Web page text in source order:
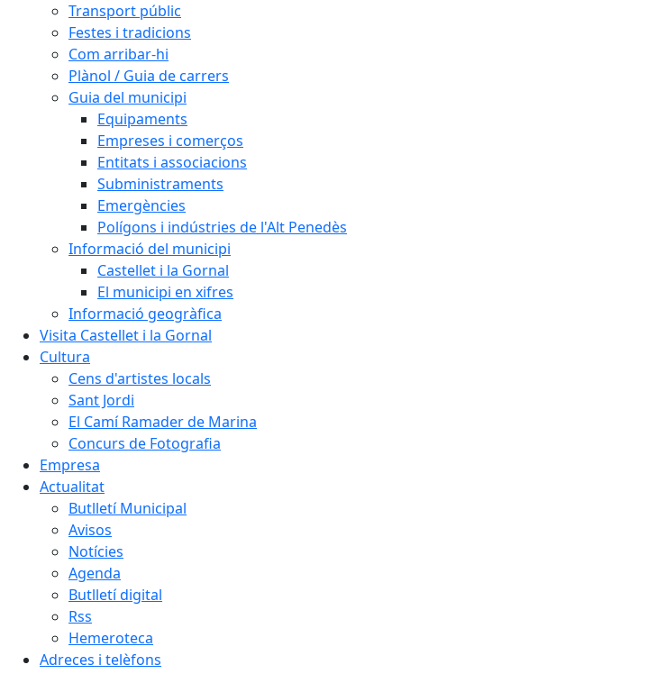
Transport públic
Festes i tradicions
Com arribar-hi
Plànol / Guia de carrers
Guia del municipi
Equipaments
Empreses i comerços
Entitats i associacions
Subministraments
Emergències
Polígons i indústries de l'Alt Penedès
Informació del municipi
Castellet i la Gornal
El municipi en xifres
Informació geogràfica
Visita Castellet i la Gornal
Cultura
Cens d'artistes locals
Sant Jordi
El Camí Ramader de Marina
Concurs de Fotografia
Empresa
Actualitat
Butlletí Municipal
Avisos
Notícies
Agenda
Butlletí digital
Rss
Hemeroteca
Adreces i telèfons